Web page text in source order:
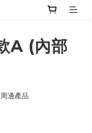
A (內部
邊產品